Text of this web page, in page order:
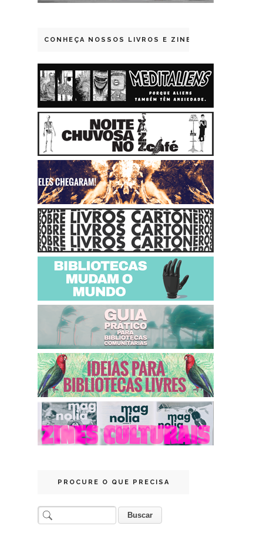
CONHEÇA NOSSOS LIVROS E ZINES
PROCURE O QUE PRECISA